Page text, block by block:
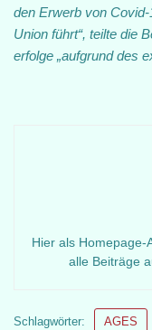
den Erwerb von
Union führt“, teilte die
erfolge „aufgrund des
Hier als Homepage-
alle Beiträge
Schlagwörter: AGES